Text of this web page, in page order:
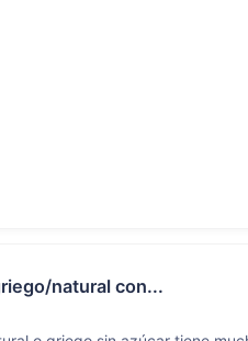
natural con...